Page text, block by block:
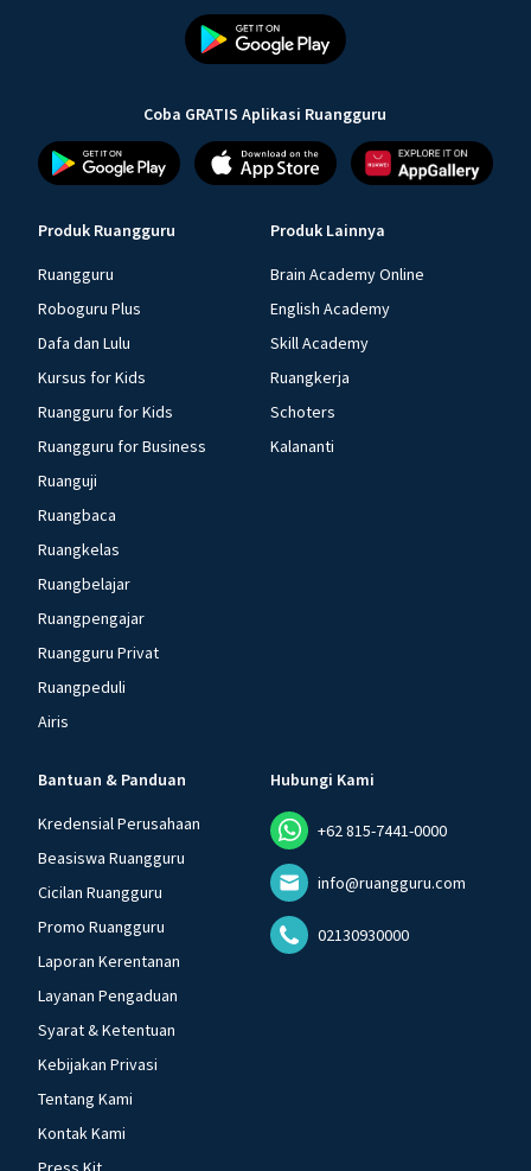
Coba GRATIS Aplikasi Ruangguru
Produk Ruangguru
Ruangguru
Roboguru Plus
Dafa dan Lulu
Kursus for Kids
Ruangguru for Kids
Ruangguru for Business
Ruanguji
Ruangbaca
Ruangkelas
Ruangbelajar
Ruangpengajar
Ruangguru Privat
Ruangpeduli
Airis
Produk Lainnya
Brain Academy Online
English Academy
Skill Academy
Ruangkerja
Schoters
Kalananti
Bantuan & Panduan
Kredensial Perusahaan
Beasiswa Ruangguru
Cicilan Ruangguru
Promo Ruangguru
Laporan Kerentanan
Layanan Pengaduan
Syarat & Ketentuan
Kebijakan Privasi
Tentang Kami
Kontak Kami
Hubungi Kami
+62 815-7441-0000
info@ruangguru.com
02130930000